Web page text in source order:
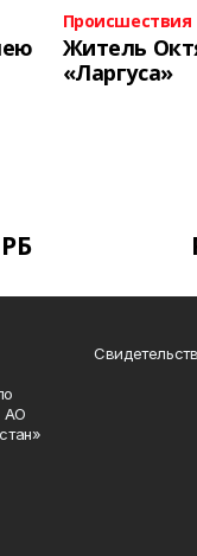
Происшествия
Житель
«Ларгуса»
АО